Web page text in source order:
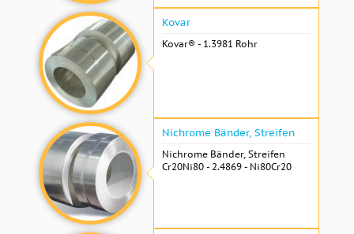
Kovar
Kovar® - 1.3981 Rohr
Nichrome Bänder, Streifen
Nichrome Bänder, Streifen
Cr20Ni80 - 2.4869 - Ni80Cr20